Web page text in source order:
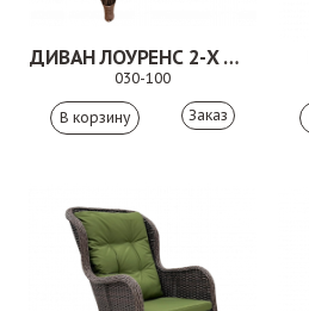
ДИВАН ЛОУРЕНС 2-Х МЕСТНЫЙ КОРИЧНЕВЫЙ
030-100
Заказ